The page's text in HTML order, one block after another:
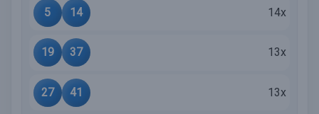
5 14 14x
19 37 13x
27 41 13x